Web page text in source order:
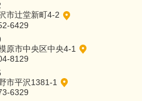
市辻堂新町4-2
6429
原市中央区中央4-1
8129
市平沢1381-1
6329